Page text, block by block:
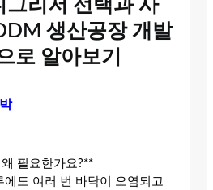
그리저 선택과 사
생산공장 개발
로 알아보기
필요한가요?**
에도 여러 번 바닥이 오염되고